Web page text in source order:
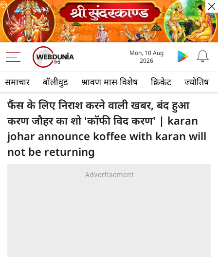
समाचार बॉलीवुड श्रावण मास विशेष क्रिकेट ज्योतिष
Mon, 10 Aug
2026
फैंस के लिए निराश करने वाली खबर, बंद हुआ
करण जौहर का शो 'कॉफी विद करण' | karan
johar announce koffee with karan will
not be returning